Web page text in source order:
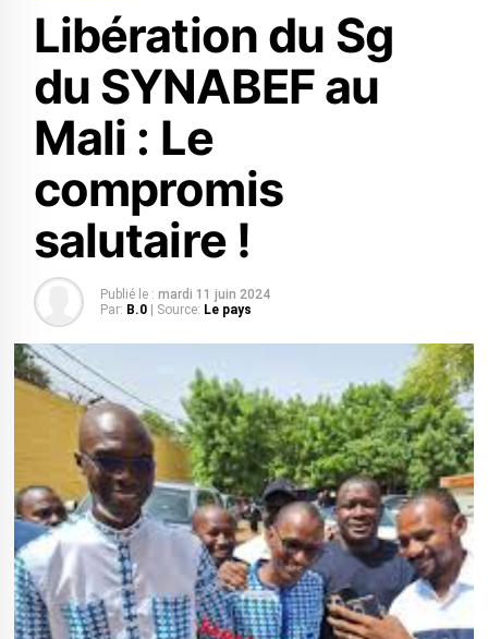
Libération du Sg
du SYNABEF au
Mali : Le
compromis
salutaire !
Publié le : mardi 11 juin 2024
Par: B.0 | Source: Le pays